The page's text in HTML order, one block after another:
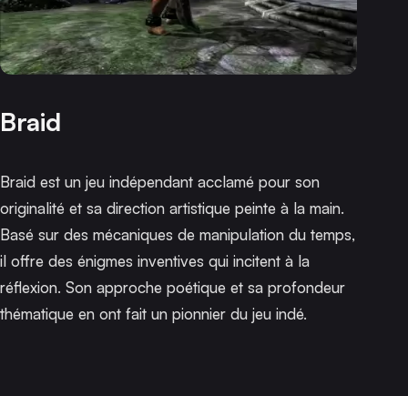
Braid
Braid est un jeu indépendant acclamé pour son
originalité et sa direction artistique peinte à la main.
Basé sur des mécaniques de manipulation du temps,
il offre des énigmes inventives qui incitent à la
réflexion. Son approche poétique et sa profondeur
thématique en ont fait un pionnier du jeu indé.